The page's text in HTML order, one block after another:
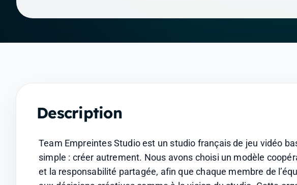
Description
Team Empreintes Studio est un studio français de jeu vidéo
simple : créer autrement. Nous avons choisi un modèle
et la responsabilité partagée, afin que chaque membre de